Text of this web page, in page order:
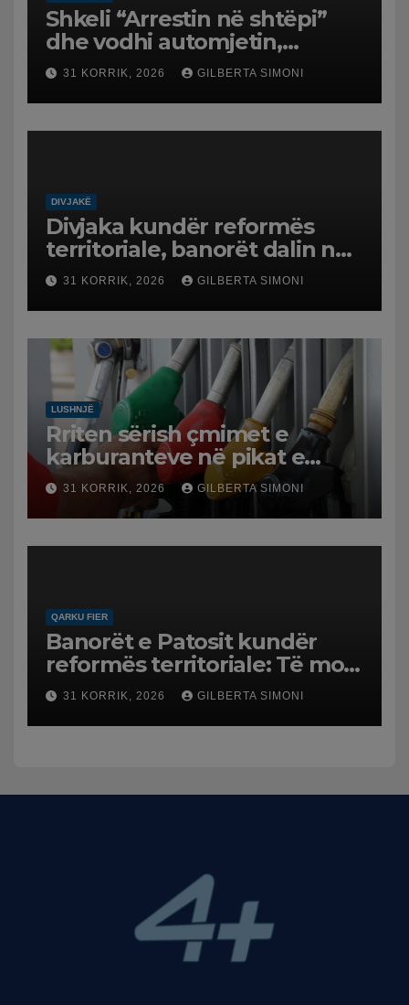
Shkeli “Arrestin në shtëpi”
dhe vodhi automjetin,
arrestohet 43-vjeçari
31 KORRIK, 2026 GILBERTA SIMONI
DIVJAKË
Divjaka kundër reformës
territoriale, banorët dalin në
protestë.
31 KORRIK, 2026 GILBERTA SIMONI
LUSHNJË
Rriten sërish çmimet e
karburanteve në pikat e
karburanteve në Lushnjë.
Tensionet në Lindjen e
Mesme shtrenjtojnë naftën
dhe benzinën në vend
31 KORRIK, 2026 GILBERTA SIMONI
QARKU FIER
Banorët e Patosit kundër
reformës territoriale: Të mos
humbasim identitetin e
qytetit
31 KORRIK, 2026 GILBERTA SIMONI